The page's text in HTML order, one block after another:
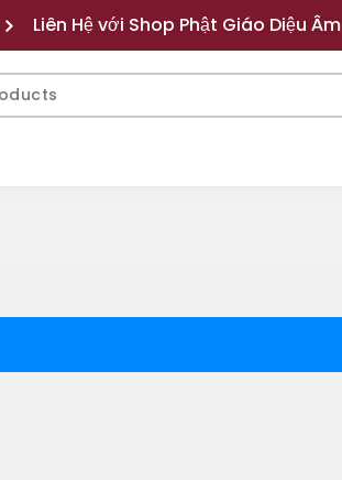
Liên Hệ với Shop Phật Giáo Diệu Âm